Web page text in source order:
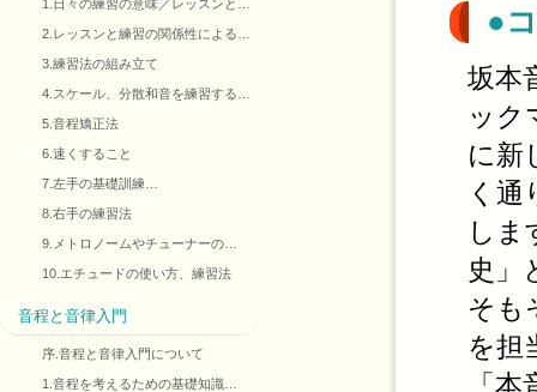
●
坂本
ック
に新
く通
しま
史」
そも
を担
「
1.日々の練習の意味／レッスンと…
2.レッスンと練習の関係性による…
3.練習法の組み立て
4.スケール、分散和音を練習する…
5.音程矯正法
6.速くすること
7.左手の基礎訓練…
8.右手の練習法
9.メトロノームやチューナーの…
10.エチュードの使い方、練習法
音程と音律入門
序.音程と音律入門について
1.音程を考えるための基礎知識…